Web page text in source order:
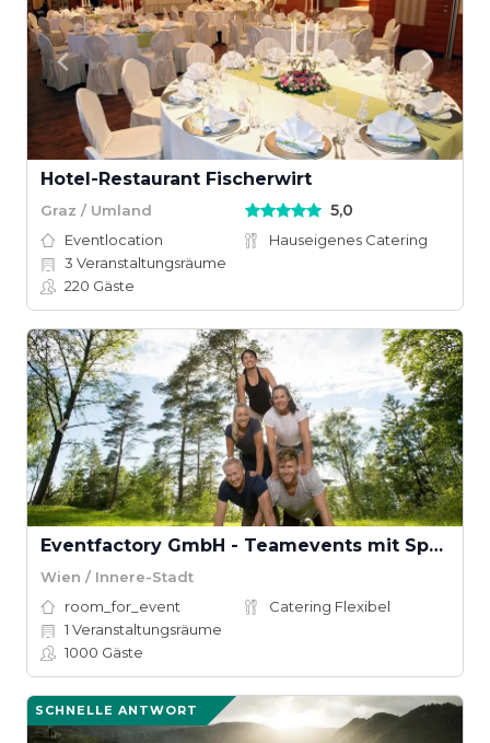
Hotel-Restaurant Fischerwirt
Graz / Umland 5,0
Eventlocation
Hauseigenes Catering
3 Veranstaltungsräume
220 Gäste
Eventfactory GmbH - Teamevents mit Spaß
Wien / Innere-Stadt
room_for_event
Catering Flexibel
1 Veranstaltungsräume
1000 Gäste
SCHNELLE ANTWORT